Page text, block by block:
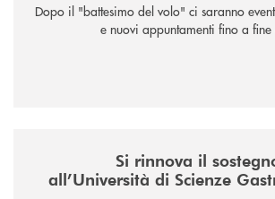
Dopo il "battesimo del volo" ci saranno
e nuovi appuntamenti fino a fine
Si rinnova il
all’Università di Scienze